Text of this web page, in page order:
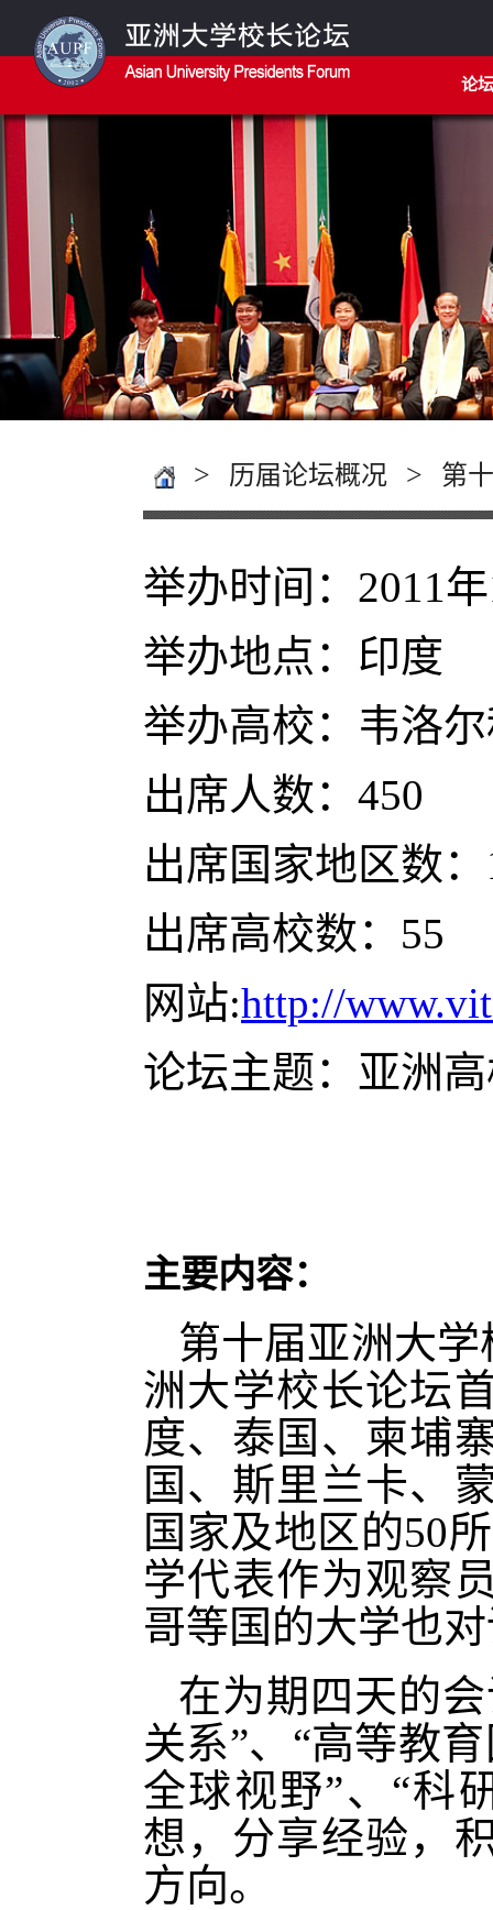
论
> 历届论坛概况 > 第
举办时间：2011
举办地点：印度
举办高校：韦洛
出席人数：450
出席国家地区数
出席高校数：55
网站:http://
论坛主题：亚洲
主要内容：
第十届亚洲大
洲大学校长论坛
度、泰国、柬埔
国、斯里兰卡、
国家及地区的50
学代表作为观察
哥等国的大学也
在为期四天的
关系”、“高等教
全球视野”、“科
想，分享经验，
方向。